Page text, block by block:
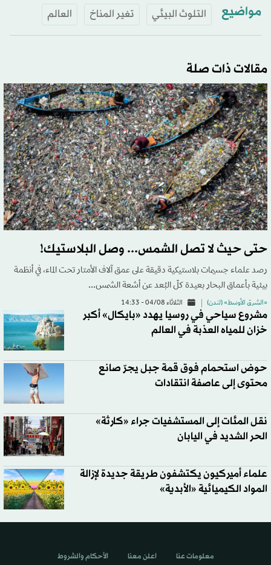
مواضيع التلوث البيئي تغير المناخ العالم
مقالات ذات صلة
حتى حيث لا تصل الشمس... وصل البلاستيك!
رصد علماء جسيمات بلاستيكية دقيقة على عمق آلاف الأمتار تحت الماء، في أنظمة
بيئية بأعماق البحار بعيدة كلّ البُعد عن أشعة الشمس...
«الشرق الأوسط» (لندن) الثلاثاء 04/08 - 14:33
مشروع سياحي في روسيا يهدد «بايكال» أكبر
خزان للمياه العذبة في العالم
حوض استحمام فوق قمة جبل يجرّ صانع
محتوى إلى عاصفة انتقادات
نقل المئات إلى المستشفيات جراء «كارثة»
الحر الشديد في اليابان
علماء أميركيون يكتشفون طريقة جديدة لإزالة
المواد الكيميائية «الأبدية»
معلومات عنا اعلن معنا الأحكام والشروط